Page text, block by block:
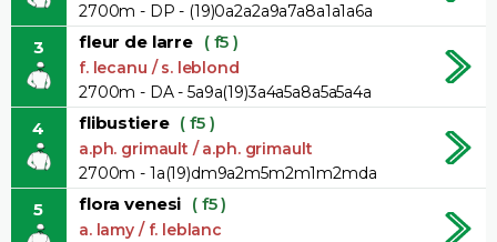
2700m - DP - (19)0a2a2a9a7a8a1a1a6a
3 fleur de larre ( f5 )
f. lecanu / s. leblond
2700m - DA - 5a9a(19)3a4a5a8a5a5a4a
4 flibustiere ( f5 )
a.ph. grimault / a.ph. grimault
2700m - 1a(19)dm9a2m5m2m1m2mda
5 flora venesi ( f5 )
a. lamy / f. leblanc